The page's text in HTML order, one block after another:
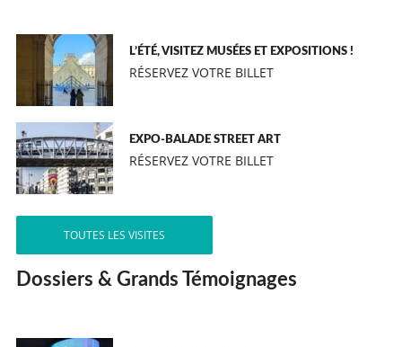
L’ÉTÉ, VISITEZ MUSÉES ET EXPOSITIONS !
RÉSERVEZ VOTRE BILLET
EXPO-BALADE STREET ART
RÉSERVEZ VOTRE BILLET
TOUTES LES VISITES
Dossiers & Grands Témoignages